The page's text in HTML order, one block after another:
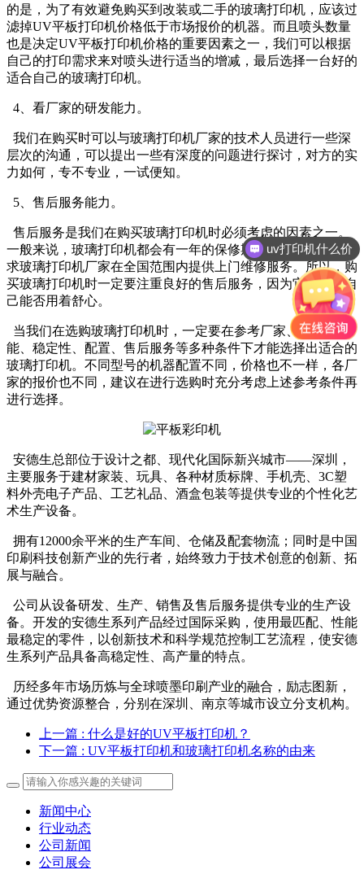
的是，为了有效避免购买到改装或二手的玻璃打印机，应该过
滤掉UV平板打印机价格低于市场报价的机器。而且喷头数量
也是决定UV平板打印机价格的重要因素之一，我们可以根据
自己的打印需求来对喷头进行适当的增减，最后选择一台好的
适合自己的玻璃打印机。
4、看厂家的研发能力。
我们在购买时可以与玻璃打印机厂家的技术人员进行一些深
层次的沟通，可以提出一些有深度的问题进行探讨，对方的实
力如何，专不专业，一试便知。
5、售后服务能力。
售后服务是我们在购买玻璃打印机时必须考虑的因素之一。
一般来说，玻璃打印机都会有一年的保修期，必要时还可以要
求玻璃打印机厂家在全国范围内提供上门维修服务。所以，购
买玻璃打印机时一定要注重良好的售后服务，因为它关系着自
己能否用着舒心。
当我们在选购玻璃打印机时，一定要在参考厂家、价格、性
能、稳定性、配置、售后服务等多种条件下才能选择出适合的
玻璃打印机。不同型号的机器配置不同，价格也不一样，各厂
家的报价也不同，建议在进行选购时充分考虑上述参考条件再
进行选择。
安德生总部位于设计之都、现代化国际新兴城市——深圳，
主要服务于建材家装、玩具、各种材质标牌、手机壳、3C塑
料外壳电子产品、工艺礼品、酒盒包装等提供专业的个性化艺
术生产设备。
拥有12000余平米的生产车间、仓储及配套物流；同时是中国
印刷科技创新产业的先行者，始终致力于技术创意的创新、拓
展与融合。
公司从设备研发、生产、销售及售后服务提供专业的生产设
备。开发的安德生系列产品经过国际采购，使用最匹配、性能
最稳定的零件，以创新技术和科学规范控制工艺流程，使安德
生系列产品具备高稳定性、高产量的特点。
历经多年市场历炼与全球喷墨印刷产业的融合，励志图新，
通过优势资源整合，分别在深圳、南京等城市设立分支机构。
上一篇 : 什么是好的UV平板打印机？
下一篇 : UV平板打印机和玻璃打印机名称的由来
新闻中心
行业动态
公司新闻
公司展会
uv打印机什么价